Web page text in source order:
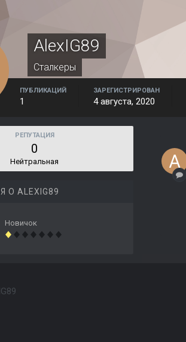
AlexIG89
Сталкеры
ПУБЛИКАЦИЙ
1
ЗАРЕГИСТРИРОВАН
4 августа, 2020
РЕПУТАЦИЯ
0
Нейтральная
ALEXIG89
Новичок